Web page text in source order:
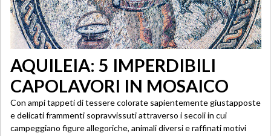
AQUILEIA: 5 IMPERDIBILI
CAPOLAVORI IN MOSAICO
Con ampi tappeti di tessere colorate sapientemente giustapposte
e delicati frammenti sopravvissuti attraverso i secoli in cui
campeggiano figure allegoriche, animali diversi e raffinati motivi